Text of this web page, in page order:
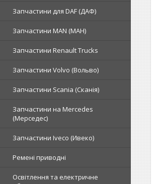
Запчастини для DAF (ДАФ)
Запчастини MAN (МАН)
Запчастини Renault Trucks
Запчастини Volvo (Вольво)
Запчастини Scania (Сканія)
Запчастини на Mercedes
(Мерседес)
Запчастини Iveco (Ивеко)
Ремені приводні
Освітлення та електричне